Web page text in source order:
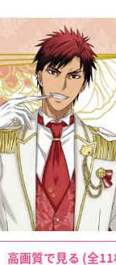
高画質で見る (全11